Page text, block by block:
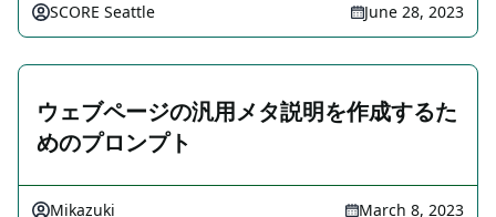
SCORE Seattle June 28, 2023
ウェブページの汎用メタ説明を作成するた
めのプロンプト
Mikazuki March 8, 2023